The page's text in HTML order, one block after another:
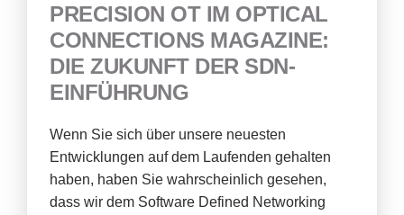
PRECISION OT IM OPTICAL
CONNECTIONS MAGAZINE:
DIE ZUKUNFT DER SDN-
EINFÜHRUNG
Wenn Sie sich über unsere neuesten
Entwicklungen auf dem Laufenden gehalten
haben, haben Sie wahrscheinlich gesehen,
dass wir dem Software Defined Networking